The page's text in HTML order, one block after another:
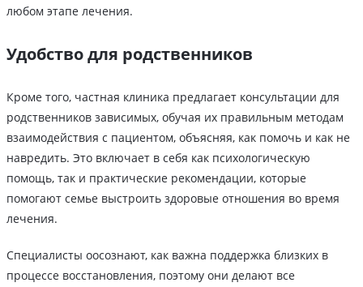
любом этапе лечения.
Удобство для родственников
Кроме того, частная клиника предлагает консультации для
родственников зависимых, обучая их правильным методам
взаимодействия с пациентом, объясняя, как помочь и как не
навредить. Это включает в себя как психологическую
помощь, так и практические рекомендации, которые
помогают семье выстроить здоровые отношения во время
лечения.
Специалисты оосознают, как важна поддержка близких в
процессе восстановления, поэтому они делают все